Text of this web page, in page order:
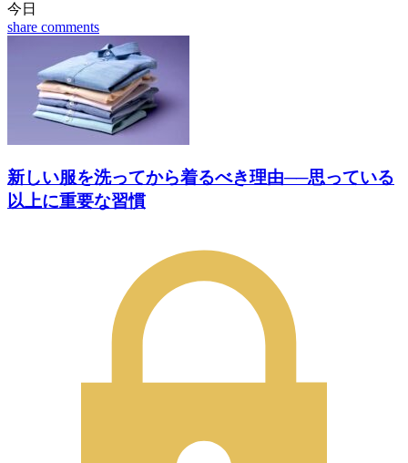
今日
share comments
新しい服を洗ってから着るべき理由──思っている
以上に重要な習慣